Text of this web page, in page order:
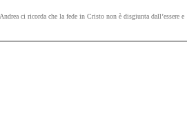
ci ricorda che la fede in Cristo non è disgiunta dall’essere e